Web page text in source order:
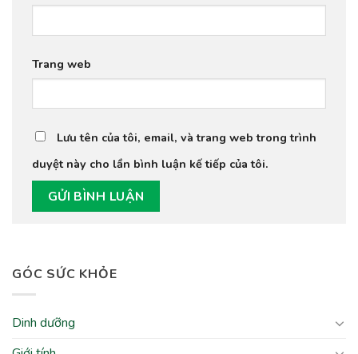
GÓC SỨC KHỎE
Dinh dưỡng
Trang web
Lưu tên của tôi, email, và trang web trong trình
duyệt này cho lần bình luận kế tiếp của tôi.